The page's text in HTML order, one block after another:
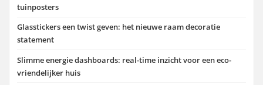
tuinposters
Glasstickers een twist geven: het nieuwe raam decoratie
statement
Slimme energie dashboards: real-time inzicht voor een eco-
vriendelijker huis